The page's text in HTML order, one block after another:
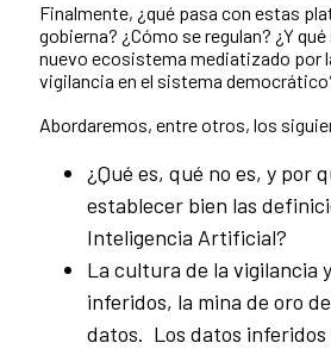
Finalmente, ¿qué pasa con estas
gobierna? ¿Cómo se regulan? ¿Y
nuevo ecosistema mediatizado por
vigilancia en el sistema
Abordaremos, entre otros, los
¿Qué es, qué no es, y por
establecer bien las
Inteligencia Artificial?
La cultura de la vigilancia
inferidos, la mina de oro
datos. Los datos inferidos